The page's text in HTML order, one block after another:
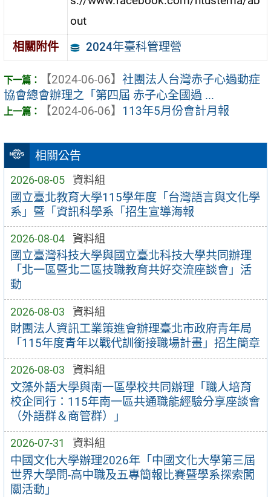
相關公告
2026-08-05 資料組
國立臺北教育大學115學年度「台灣語言與文化學
系」暨「資訊科學系「招生宣導海報
2026-08-04 資料組
國立臺灣科技大學與國立臺北科技大學共同辦理
「北一區暨北二區技職教育共好交流座談會」活
動
2026-08-03 資料組
財團法人資訊工業策進會辦理臺北市政府青年局
「115年度青年以戰代訓銜接職場計畫」招生簡章
2026-08-03 資料組
文藻外語大學與南一區學校共同辦理「職人培育
校企同行：115年南一區共通職能經驗分享座談會
（外語群＆商管群）」
2026-07-31 資料組
中國文化大學辦理2026年「中國文化大學第三屆
世界大學問-高中職及五專簡報比賽暨學系探索闖
關活動」
out
相關附件
2024年臺科管理營
【2024-06-06】 社團法人台灣赤子心過動症
協會總會辦理之「第四屆 赤子心全國過 ...
【2024-06-06】 113年5月份會計月報